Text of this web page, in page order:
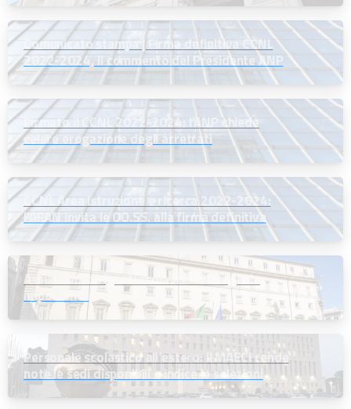
Comunicato stampa | Firma definitiva CCNL
2022-2024, il commento del Presidente ANP
Firmato il CCNL 2022-2024: l’ANP chiede
celere erogazione degli arretrati
CCNL Area istruzione e ricerca 2022-2024:
l’ARAN invita le OO.SS. alla firma definitiva
Assunzioni dirigenti scolastici: un segnale
importante
Personale scolastico all’estero: il MAECI rende
note le sedi disponibili e indice le selezioni